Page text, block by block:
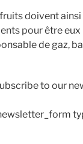
doivent
pour être
de gaz,
to our